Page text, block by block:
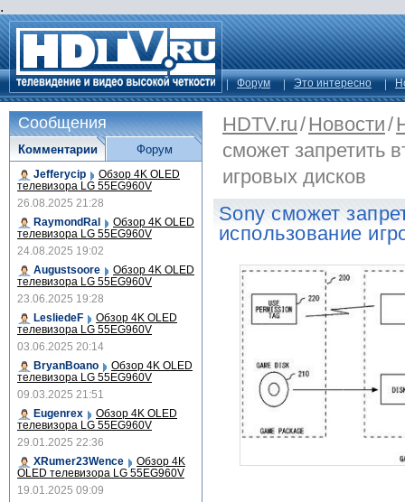
.
Форум Это интересно
HDTV.ru/Новости/
сможет запретить
игровых дисков
Sony сможет
использование
Сообщения
Комментарии
Jefferycip Обзор 4K OLED
телевизора LG 55EG960V
26.08.2025 21:28
RaymondRal
Обзор 4K OLED
телевизора LG 55EG960V
24.08.2025 19:02
Augustsoore
Обзор 4K OLED
телевизора LG 55EG960V
23.06.2025 19:28
LesliedeF
Обзор 4K OLED
телевизора LG 55EG960V
03.06.2025 20:14
BryanBoano
Обзор 4K OLED
телевизора LG 55EG960V
09.03.2025 21:51
Eugenrex
Обзор 4K OLED
телевизора LG 55EG960V
29.01.2025 22:36
XRumer23Wence
Обзор 4K
OLED телевизора LG 55EG960V
19.01.2025 09:09
Форум